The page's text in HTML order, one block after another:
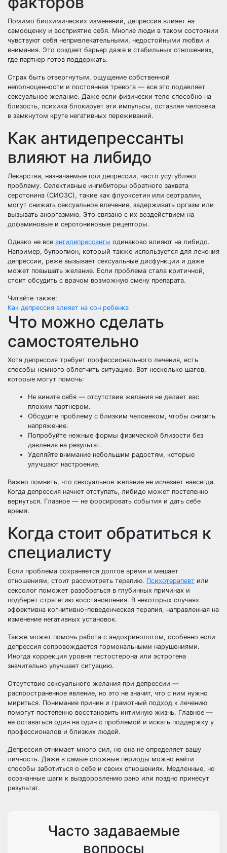
Помимо биохимических изменений, депрессия влияет на
самооценку и восприятие себя. Многие люди в таком состоянии
чувствуют себя непривлекательными, недостойными любви и
внимания. Это создает барьер даже в стабильных отношениях,
где партнер готов поддержать.
Страх быть отвергнутым, ощущение собственной
неполноценности и постоянная тревога — все это подавляет
сексуальное желание. Даже если физически тело способно на
близость, психика блокирует эти импульсы, оставляя человека
в замкнутом круге негативных переживаний.
Как антидепрессанты
влияют на либидо
Лекарства, назначаемые при депрессии, часто усугубляют
проблему. Селективные ингибиторы обратного захвата
серотонина (СИОЗС), такие как флуоксетин или сертралин,
могут снижать сексуальное влечение, задерживать оргазм или
вызывать аноргазмию. Это связано с их воздействием на
дофаминовые и серотониновые рецепторы.
Однако не все антидепрессанты одинаково влияют на либидо.
Например, бупропион, который также используется для лечения
депрессии, реже вызывает сексуальные дисфункции и даже
может повышать желание. Если проблема стала критичной,
стоит обсудить с врачом возможную смену препарата.
Читайте также:
Как депрессия влияет на сон ребенка
Что можно сделать
самостоятельно
Хотя депрессия требует профессионального лечения, есть
способы немного облегчить ситуацию. Вот несколько шагов,
которые могут помочь:
Не вините себя — отсутствие желания не делает вас
плохим партнером.
Обсудите проблему с близким человеком, чтобы снизить
напряжение.
Попробуйте нежные формы физической близости без
давления на результат.
Уделяйте внимание небольшим радостям, которые
улучшают настроение.
Важно помнить, что сексуальное желание не исчезает навсегда.
Когда депрессия начнет отступать, либидо может постепенно
вернуться. Главное — не форсировать события и дать себе
время.
Когда стоит обратиться к
специалисту
Если проблема сохраняется долгое время и мешает
отношениям, стоит рассмотреть терапию. Психотерапевт или
сексолог поможет разобраться в глубинных причинах и
подберет стратегию восстановления. В некоторых случаях
эффективна когнитивно-поведенческая терапия, направленная на
изменение негативных установок.
Также может помочь работа с эндокринологом, особенно если
депрессия сопровождается гормональными нарушениями.
Иногда коррекция уровня тестостерона или эстрогена
значительно улучшает ситуацию.
Отсутствие сексуального желания при депрессии —
распространенное явление, но это не значит, что с ним нужно
мириться. Понимание причин и грамотный подход к лечению
помогут постепенно восстановить интимную жизнь. Главное —
не оставаться один на один с проблемой и искать поддержку у
профессионалов и близких людей.
Депрессия отнимает много сил, но она не определяет вашу
личность. Даже в самые сложные периоды можно найти
способы заботиться о себе и своих отношениях. Медленные, но
осознанные шаги к выздоровлению рано или поздно принесут
результат.
Часто задаваемые
вопросы